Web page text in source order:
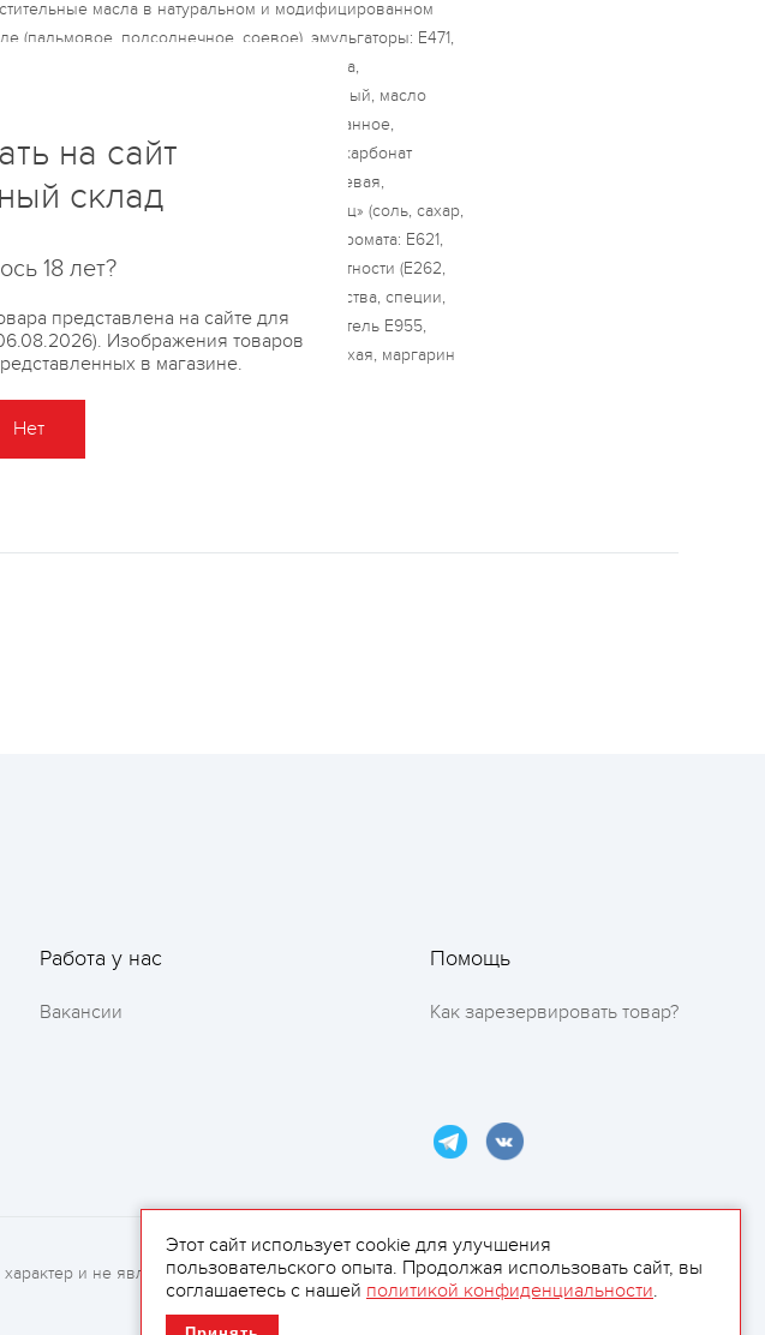
масла в натуральном и модифицированном
(пальмовое, подсолнечное, соевое), эмульгаторы: Е471,
соевый; ароматизатор, краситель Е160а,
E306); сахар, крахмал кукурузный, масло
рафинированное дезодорированное,
гидрокарбонат аммония, гидрокарбонат
дигидропирофосфат натрия; соль пищевая,
пищевой «Сладкий тайский перец» (соль, сахар,
томаты порошок, усилители вкуса и аромата: Е621,
Е631; чеснок порошок, регуляторы кислотности (Е262,
натуральные вкусоароматические вещества, специи,
Е160с, жир растительный, подсластитель Е955,
Е551); сыворотка молочная сухая, маргарин
Работа у нас
Вакансии
Помощь
Как зарезервировать товар?
и не являются рекламой.
Этот сайт использует cookie для улучшения
пользовательского опыта. Продолжая использовать сайт, вы
соглашаетесь с нашей политикой конфиденциальности.
на сайт
склад
18 лет?
представлена на сайте для
Изображения товаров
в магазине.
Нет